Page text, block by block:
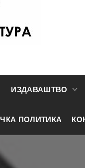
геополитика
ИЗДАВАШТВО
ПОЛИТИКА